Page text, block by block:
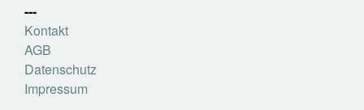
---
Kontakt
AGB
Datenschutz
Impressum